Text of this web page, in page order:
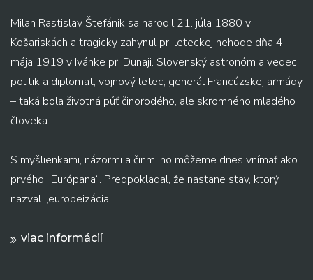
Milan Rastislav Štefánik sa narodil 21. júla 1880 v
Košariskách a tragicky zahynul pri leteckej nehode dňa 4.
mája 1919 v Ivánke pri Dunaji. Slovenský astronóm a vedec,
politik a diplomat, vojnový letec, generál Francúzskej armády
– taká bola životná púť činorodého, ale skromného mladého
človeka.
S myšlienkami, názormi a činmi ho môžeme dnes vnímať ako
prvého „Európana“. Predpokladal, že nastane stav, ktorý
nazval „europeizácia“...
viac informácií